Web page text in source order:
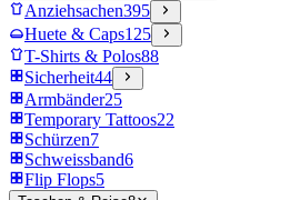
Anziehsachen395
Huete & Caps125
T-Shirts & Polos88
Sicherheit44
Armbänder25
Temporary Tattoos22
Schürzen7
Schweissband6
Flip Flops5